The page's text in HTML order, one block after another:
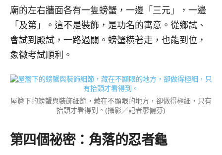
廟的左右牆面各有一隻螃蟹，一邊「三元」，一邊
「及第」。這不是裝飾，是功名的寓意。從鄉試、
會試到殿試，一路過關。螃蟹橫著走，也能到位，
象徵考試順利。
屋簷下的螃蟹與裝飾細節，藏在不顯眼的地方，卻做得極細，只有
抬頭才看得到。(攝影／記者廖儷芬)
第四個祕密：角落的忍者龜